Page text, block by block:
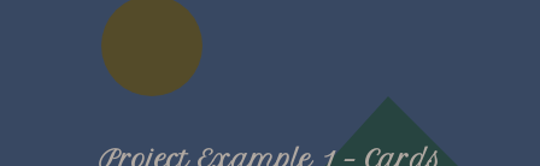
Project Example 1 – Cards